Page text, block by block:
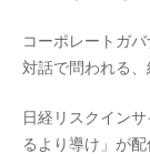
コーポレートガ
対話で問われる、
日経リスクイン
るより導け」が